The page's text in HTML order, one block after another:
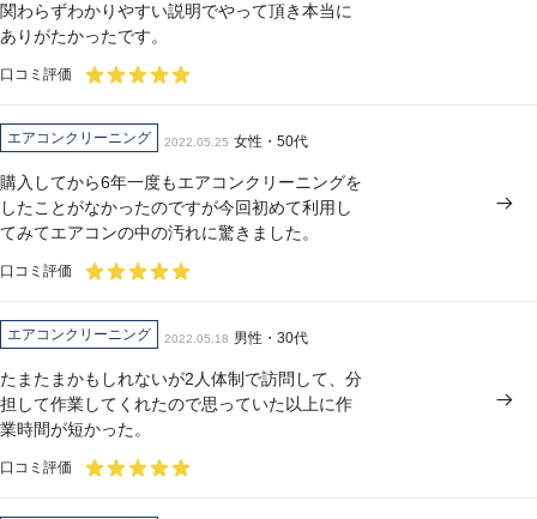
関わらずわかりやすい説明でやって頂き本当に
ありがたかったです。
口コミ評価
エアコンクリーニング 2022.05.25 女性・50代
購入してから6年一度もエアコンクリーニングを
したことがなかったのですが今回初めて利用し
てみてエアコンの中の汚れに驚きました。
口コミ評価
エアコンクリーニング 2022.05.18 男性・30代
たまたまかもしれないが2人体制で訪問して、分
担して作業してくれたので思っていた以上に作
業時間が短かった。
口コミ評価